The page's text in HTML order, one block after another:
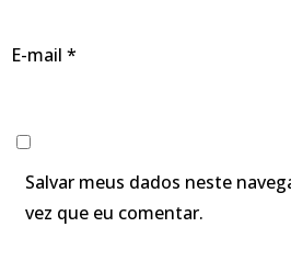
E-mail *
Salvar meus dados neste
vez que eu comentar.